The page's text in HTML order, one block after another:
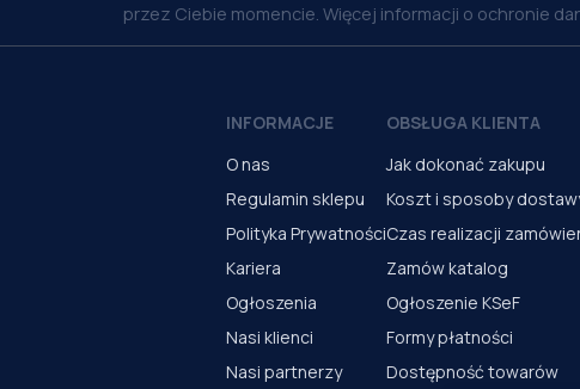
przez Ciebie momencie. Więcej informacji o ochronie
INFORMACJE
O nas
Regulamin sklepu
Polityka Prywatności
Kariera
Ogłoszenia
Nasi klienci
Nasi partnerzy
OBSŁUGA KLIENTA
Jak dokonać zakupu
Koszt i sposoby
Czas realizacji
Zamów katalog
Ogłoszenie KSeF
Formy płatności
Dostępność towarów